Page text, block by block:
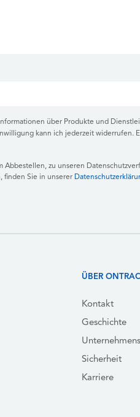
über Produkte und
kann ich jederzeit widerrufen.
Abbestellen, zu unseren
finden Sie in unserer
ÜBER
Kontakt
Geschichte
Sicherheit
Karriere